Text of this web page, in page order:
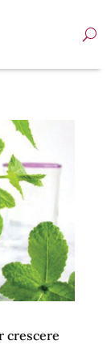
crescere